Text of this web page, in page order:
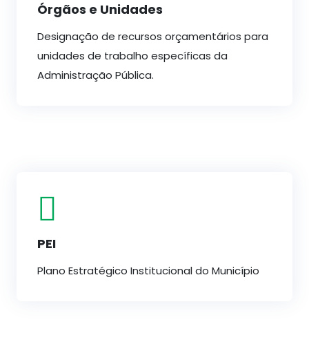
Órgãos e Unidades
Designação de recursos orçamentários para
unidades de trabalho específicas da
Administração Pública.
PEI
Plano Estratégico Institucional do Município